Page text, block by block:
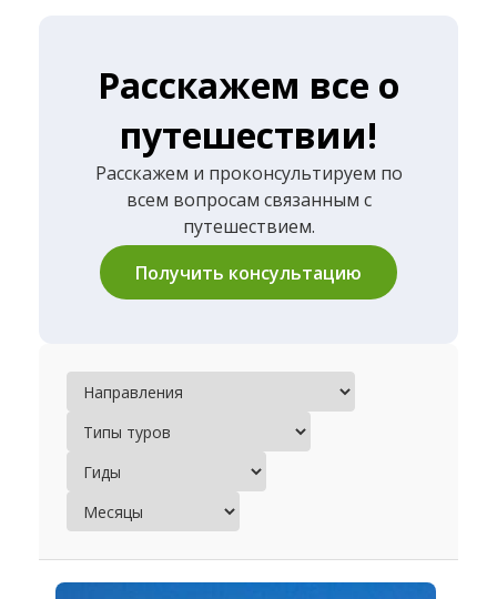
Расскажем все о
путешествии!
Расскажем и проконсультируем по
всем вопросам связанным с
путешествием.
Получить консультацию